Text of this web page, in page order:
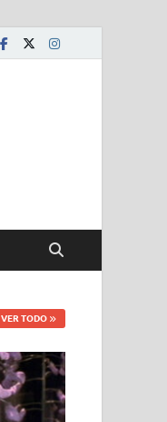
VER TODO